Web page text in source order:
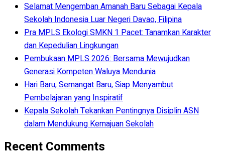
Selamat Mengemban Amanah Baru Sebagai Kepala
Sekolah Indonesia Luar Negeri Davao, Filipina
Pra MPLS Ekologi SMKN 1 Pacet: Tanamkan Karakter
dan Kepedulian Lingkungan
Pembukaan MPLS 2026: Bersama Mewujudkan
Generasi Kompeten Waluya Mendunia
Hari Baru, Semangat Baru, Siap Menyambut
Pembelajaran yang Inspiratif
Kepala Sekolah Tekankan Pentingnya Disiplin ASN
dalam Mendukung Kemajuan Sekolah
Recent Comments